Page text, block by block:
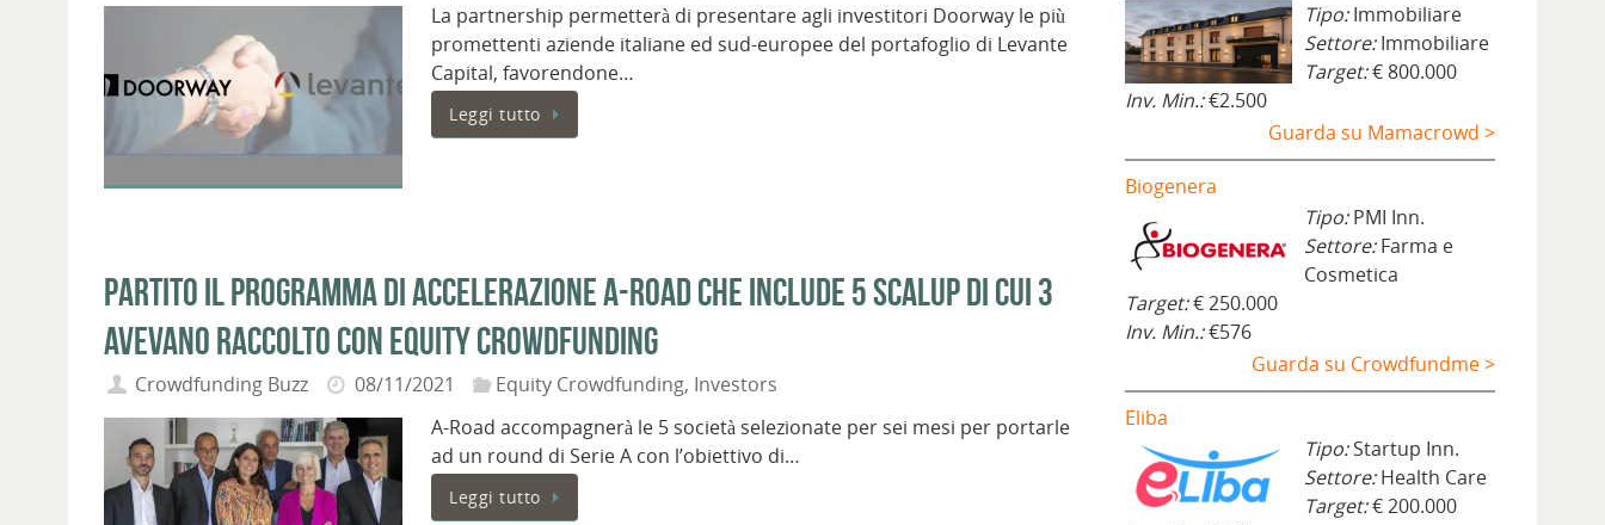
La partnership permetterà di presentare agli investitori Doorway le più
promettenti aziende italiane ed sud-europee del portafoglio di Levante
Capital, favorendone…
Leggi tutto
Partito il programma di accelerazione A-Road che include 5 scalup di cui 3
avevano raccolto con equity crowdfunding
Crowdfunding Buzz 08/11/2021 Equity Crowdfunding, Investors
A-Road accompagnerà le 5 società selezionate per sei mesi per portarle
ad un round di Serie A con l’obiettivo di…
Leggi tutto
Tipo:Immobiliare
Settore:Immobiliare
Target:€ 800.000
Inv. Min.:€2.500
Guarda su Mamacrowd >
Biogenera
Tipo:PMI Inn.
Settore:Farma e
Cosmetica
Target:€ 250.000
Inv. Min.:€576
Guarda su Crowdfundme >
Eliba
Tipo:Startup Inn.
Settore:Health Care
Target:€ 200.000